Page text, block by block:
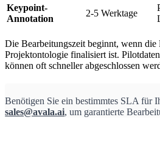
Keypoint-
Annotation
2-5 Werktage
Die Bearbeitungszeit beginnt, wenn die
Projektontologie finalisiert ist.
können oft schneller abgeschlossen
Benötigen Sie ein bestimmtes SLA für
sales@avala.ai, um garantierte